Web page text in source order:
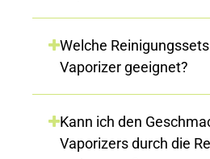
Welche
Vaporizer geeignet?
Kann ich den
Vaporizers durch die